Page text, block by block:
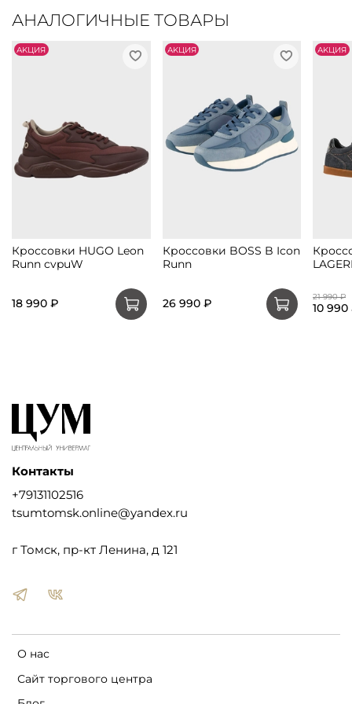
АНАЛОГИЧНЫЕ ТОВАРЫ
АKЦИЯ
Кроссовки HUGO Leon
Runn cvpuW
18 990 ₽
АKЦИЯ
Кроссовки BOSS B Icon
Runn
26 990 ₽
АKЦИЯ
21 990 ₽
10
О нас
Сайт торгового центра
Контакты
+79131102516
tsumtomsk.online@yandex.ru
г Томск, пр-кт Ленина, д 121